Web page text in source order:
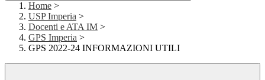
Home >
USP Imperia >
Docenti e ATA IM >
GPS Imperia >
GPS 2022-24 INFORMAZIONI UTILI